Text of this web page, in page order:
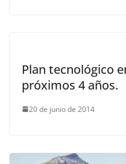
Plan tecnológico
próximos 4 años.
20 de junio de 2014